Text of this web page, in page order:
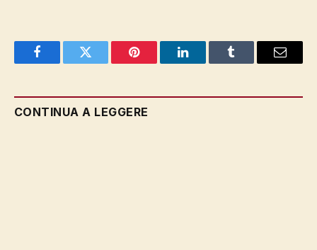
FacebookTwitter Pinterest LinkedInTumblr Email
CONTINUA A LEGGERE